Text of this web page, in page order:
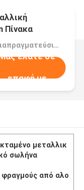
Πίνακα
Τιμή：Διαπραγματεύσιμα
ελάτε σε
επαφή με
μεταλλικ
σωλήνα
από αλο